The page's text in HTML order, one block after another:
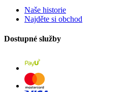
Naše historie
Najděte si obchod
Dostupné služby